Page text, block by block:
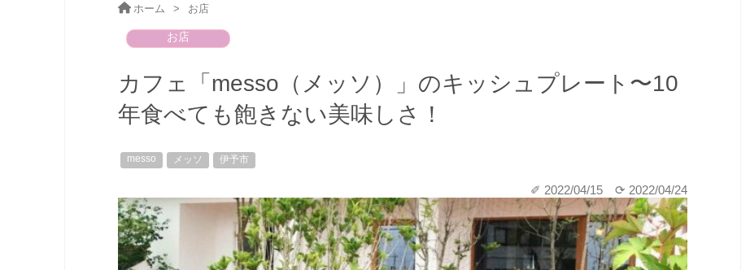
ホーム > お店
お店
カフェ「messo（メッソ）」のキッシュプレート〜10
年食べても飽きない美味しさ！
messo メッソ 伊予市
✐ 2022/04/15 ⟳ 2022/04/24